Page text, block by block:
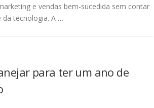
e vendas bem-sucedida sem contar
tecnologia. A …
para ter um ano de